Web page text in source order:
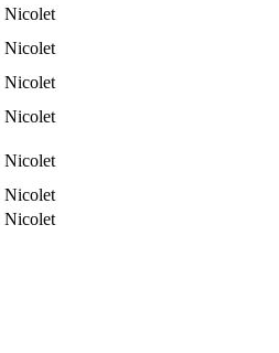
Nicolet
Nicolet
Nicolet
Nicolet
Nicolet
Nicolet
Nicolet